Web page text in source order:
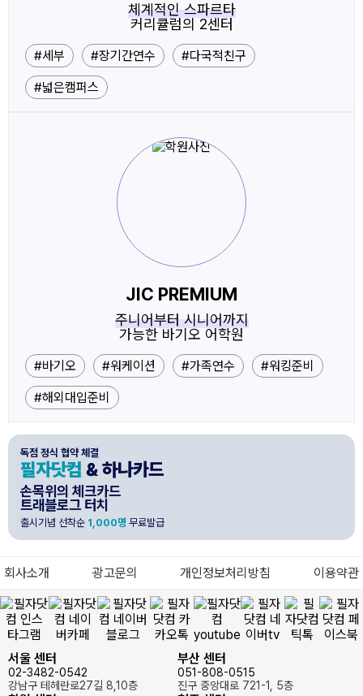
체계적인 스파르타
커리큘럼의 2센터
#세부 #장기간연수 #다국적친구
#넓은캠퍼스
JIC PREMIUM
주니어부터 시니어까지
가능한 바기오 어학원
#바기오 #워케이션 #가족연수 #워킹준비
#해외대입준비
필자닷컴 & 하나카드
독점 정식 협약 체결
손목위의 체크카드
트래블로그 터치
출시기념 선착순 1,000명 무료발급
회사소개 광고문의 개인정보처리방침 이용약관
서울 센터
02-3482-0542
강남구 테헤란로27길 8,10층
부산 센터
051-808-0515
진구 중앙대로 721-1, 5층